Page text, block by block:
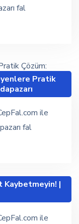
fal
Pratik
ile
fal
Kaybetmeyin! |
ile